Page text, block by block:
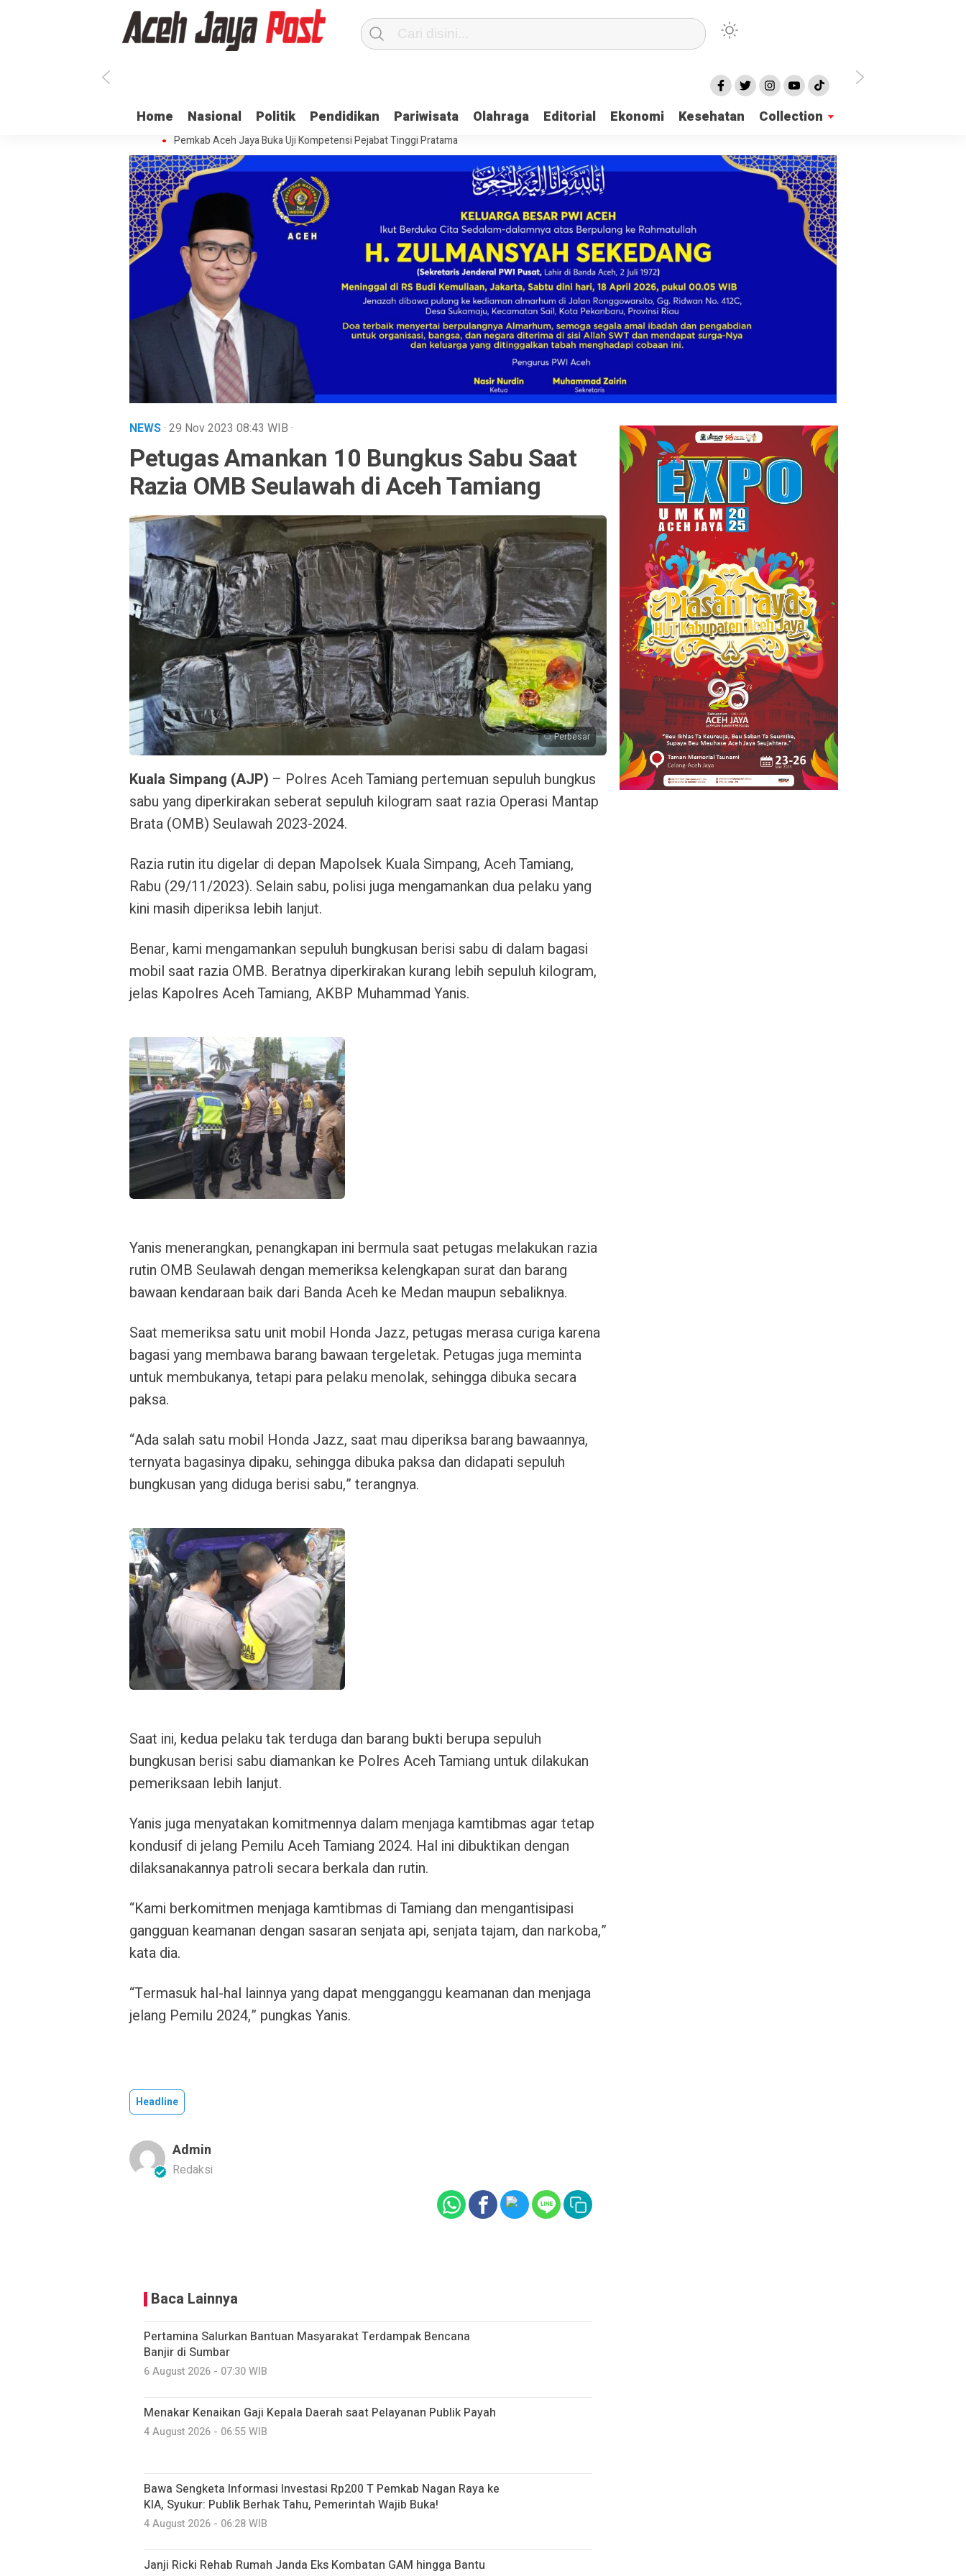
Home Nasional Politik Pendidikan Pariwisata Olahraga Editorial Ekonomi Kesehatan Collection
Ratusan ASN di Aceh Jaya Belum Terima Gaji
Ulama dan Pj Bupati Aceh Jaya Bahas Penguatan Kemandirian Dayah
Dua Oknum Anggota Polda Aceh Ditangkap, Ini Kasusnya
Saat Proses Sortir, Panwaslih Aceh Jaya Temukan 137 Surat Suara Rusak
Pemkab Aceh Jaya Buka Uji Kompetensi Pejabat Tinggi Pratama
NEWS· 29 Nov 2023 08:43 WIB ·
Petugas Amankan 10 Bungkus Sabu Saat
Razia OMB Seulawah di Aceh Tamiang
Perbesar
Kuala Simpang (AJP) – Polres Aceh Tamiang pertemuan sepuluh bungkus
sabu yang diperkirakan seberat sepuluh kilogram saat razia Operasi Mantap
Brata (OMB) Seulawah 2023-2024.
Razia rutin itu digelar di depan Mapolsek Kuala Simpang, Aceh Tamiang,
Rabu (29/11/2023). Selain sabu, polisi juga mengamankan dua pelaku yang
kini masih diperiksa lebih lanjut.
Benar, kami mengamankan sepuluh bungkusan berisi sabu di dalam bagasi
mobil saat razia OMB. Beratnya diperkirakan kurang lebih sepuluh kilogram,
jelas Kapolres Aceh Tamiang, AKBP Muhammad Yanis.
Yanis menerangkan, penangkapan ini bermula saat petugas melakukan razia
rutin OMB Seulawah dengan memeriksa kelengkapan surat dan barang
bawaan kendaraan baik dari Banda Aceh ke Medan maupun sebaliknya.
Saat memeriksa satu unit mobil Honda Jazz, petugas merasa curiga karena
bagasi yang membawa barang bawaan tergeletak. Petugas juga meminta
untuk membukanya, tetapi para pelaku menolak, sehingga dibuka secara
paksa.
“Ada salah satu mobil Honda Jazz, saat mau diperiksa barang bawaannya,
ternyata bagasinya dipaku, sehingga dibuka paksa dan didapati sepuluh
bungkusan yang diduga berisi sabu,” terangnya.
Saat ini, kedua pelaku tak terduga dan barang bukti berupa sepuluh
bungkusan berisi sabu diamankan ke Polres Aceh Tamiang untuk dilakukan
pemeriksaan lebih lanjut.
Yanis juga menyatakan komitmennya dalam menjaga kamtibmas agar tetap
kondusif di jelang Pemilu Aceh Tamiang 2024. Hal ini dibuktikan dengan
dilaksanakannya patroli secara berkala dan rutin.
“Kami berkomitmen menjaga kamtibmas di Tamiang dan mengantisipasi
gangguan keamanan dengan sasaran senjata api, senjata tajam, dan narkoba,”
kata dia.
“Termasuk hal-hal lainnya yang dapat mengganggu keamanan dan menjaga
jelang Pemilu 2024,” pungkas Yanis.
Headline
Admin
Redaksi
Baca Lainnya
Pertamina Salurkan Bantuan Masyarakat Terdampak Bencana
Banjir di Sumbar
6 August 2026 - 07:30 WIB
Menakar Kenaikan Gaji Kepala Daerah saat Pelayanan Publik Payah
4 August 2026 - 06:55 WIB
Bawa Sengketa Informasi Investasi Rp200 T Pemkab Nagan Raya ke
KIA, Syukur: Publik Berhak Tahu, Pemerintah Wajib Buka!
4 August 2026 - 06:28 WIB
Janji Ricki Rehab Rumah Janda Eks Kombatan GAM hingga Bantu